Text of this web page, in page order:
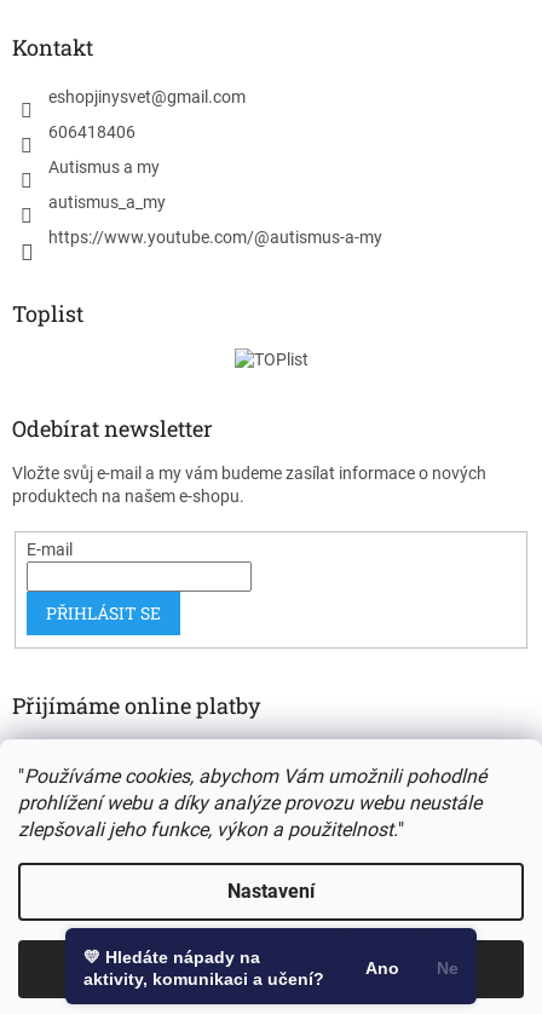
"Používáme cookies, abychom Vám umožnili pohodlné
prohlížení webu a díky analýze provozu webu neustále
zlepšovali jeho funkce, výkon a použitelnost."
Nastavení
Odmítnout Souhlasím
Kontakt
eshopjinysvet@gmail.com
606418406
Autismus a my
autismus_a_my
https://www.youtube.com/@autismus-a-my
Toplist
Odebírat newsletter
Vložte svůj e-mail a my vám budeme zasílat informace o nových
produktech na našem e-shopu.
E-mail
PŘIHLÁSIT SE
Přijímáme online platby
Copyright 2026 Autismus a my
Upravit nastavení cookies
💛 Hledáte nápady na
aktivity, komunikaci a učení?
Ano Ne